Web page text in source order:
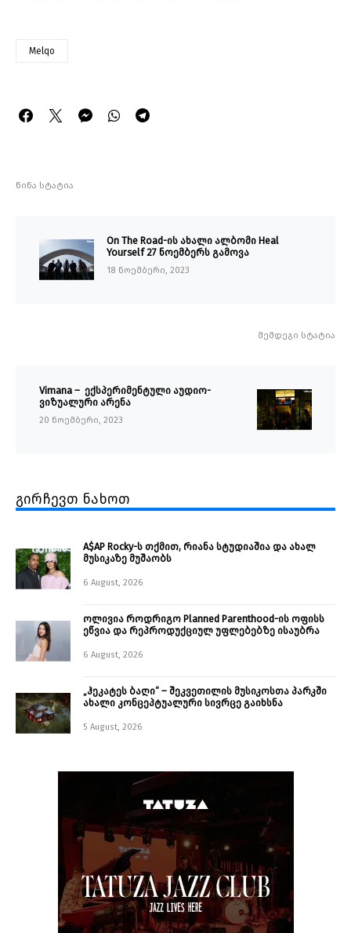
Melqo
წინა სტატია
On The Road-ის ახალი ალბომი Heal
Yourself 27 ნოემბერს გამოვა
18 ნოემბერი, 2023
შემდეგი სტატია
Vimana – ექსპერიმენტული აუდიო-
ვიზუალური არენა
20 ნოემბერი, 2023
გირჩევთ ნახოთ
A$AP Rocky-ს თქმით, რიანა სტუდიაშია და ახალ
მუსიკაზე მუშაობს
6 August, 2026
ოლივია როდრიგო Planned Parenthood-ის ოფისს
ეწვია და რეპროდუქციულ უფლებებზე ისაუბრა
6 August, 2026
„ჰეკატეს ბაღი“ – შეკვეთილის მუსიკოსთა პარკში
ახალი კონცეპტუალური სივრცე გაიხსნა ￼
5 August, 2026